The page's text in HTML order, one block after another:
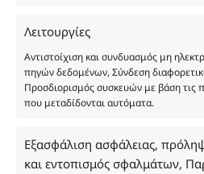
Λειτουργίες
Αντιστοίχιση και συνδυασμός μη
πηγών δεδομένων, Σύνδεση
Προσδιορισμός συσκευών με βάση τις
που μεταδίδονται αυτόματα.
Εξασφάλιση ασφάλειας,
και εντοπισμός σφαλμάτων,
Τ.Κ. 56224, Εύοσμος, Θεσσαλονίκη
Τηλ. 2314 016010
ΑΦΜ 803285309
ΓΕΜΗ 193802504000
Ωράριο Καταστήματος